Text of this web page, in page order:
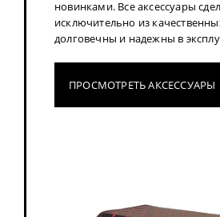
новинками. Все аксессуары
исключительно из
долговечны и надежны в
ПРОСМОТРЕТЬ АКСЕССУАРЫ